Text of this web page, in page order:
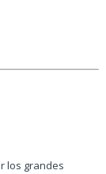
los grandes